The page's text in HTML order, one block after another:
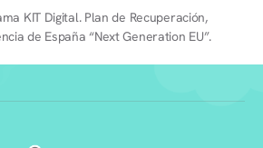
KIT Digital. Plan de Recuperación,
de España “Next Generation EU”.